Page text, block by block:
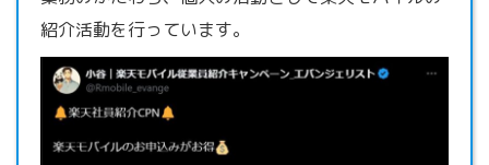
紹介活動を行っています。